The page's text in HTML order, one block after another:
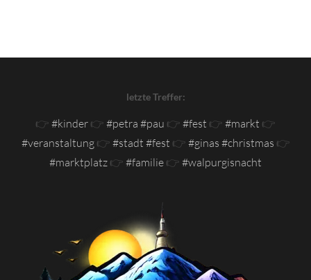
letzte Treffer:
👉 #kinder 👉 #petra #pau 👉 #fest 👉 #markt 👉
#veranstaltung👉 #stadt #fest 👉 #ginas #christmas 👉
#marktplatz 👉 #familie 👉 #walpurgisnacht